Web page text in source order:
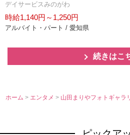
デイサービスみのがわ
時給1,140円～1,250円
アルバイト・パート / 愛知県
続きはこ
ホーム > エンタメ> 山田まりやフォトギャラ